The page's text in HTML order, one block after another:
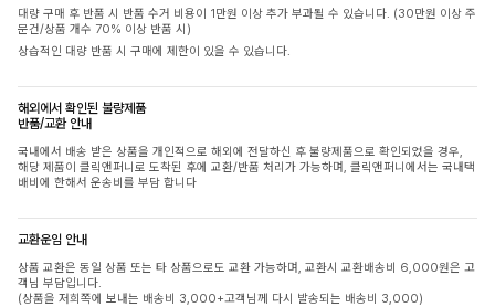
대량 구매 후 반품 시 반품 수거 비용이 1만원 이상 추가 부과될 수 있습니다. (30만원 이상 주
문건/상품 개수 70% 이상 반품 시)
상습적인 대량 반품 시 구매에 제한이 있을 수 있습니다.
해외에서 확인된 불량제품
반품/교환 안내
국내에서 배송 받은 상품을 개인적으로 해외에 전달하신 후 불량제품으로 확인되었을 경우,
해당 제품이 클릭앤퍼니로 도착된 후에 교환/반품 처리가 가능하며, 클릭앤퍼니에서는 국내택
배비에 한해서 운송비를 부담 합니다
교환운임 안내
상품 교환은 동일 상품 또는 타 상품으로도 교환 가능하며, 교환시 교환배송비 6,000원은 고
객님 부담입니다.
(상품을 저희쪽에 보내는 배송비 3,000+고객님께 다시 발송되는 배송비 3,000)